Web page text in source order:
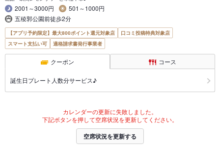
2001～3000円
501～1000円
五稜郭公園前徒歩2分
【アプリ予約限定】最大800ポイント還元対象店
口コミ投稿特典対象店
スマート支払い可
適格請求書発行事業者
クーポン コース
誕生日プレート人数分サービス♪
カレンダーの更新に失敗しました。
下記ボタンを押して空席状況を更新してください。
空席状況を更新する